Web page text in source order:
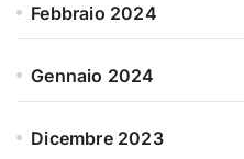
Febbraio 2024
Gennaio 2024
Dicembre 2023